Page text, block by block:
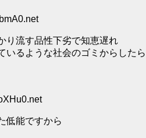
り流す品性下劣で知恵遅れ
いるような社会のゴミからしたら
低能ですから